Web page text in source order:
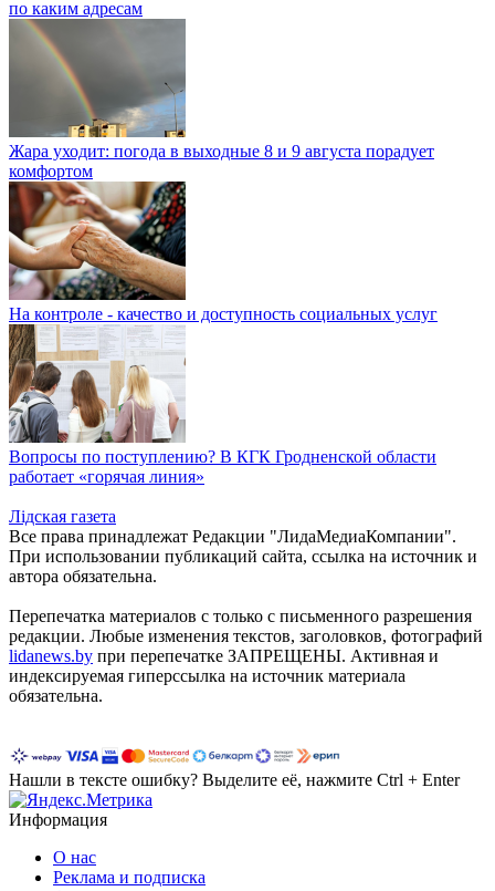
по каким адресам
Жара уходит: погода в выходные 8 и 9 августа порадует
комфортом
На контроле - качество и доступность социальных услуг
Вопросы по поступлению? В КГК Гродненской области
работает «горячая линия»
Лiдская газета
Все права принадлежат Редакции "ЛидаМедиаКомпании".
При использовании публикаций сайта, ссылка на источник и
автора обязательна.
Перепечатка материалов c только с письменного разрешения
редакции. Любые изменения текстов, заголовков, фотографий
lidanews.by при перепечатке ЗАПРЕЩЕНЫ. Активная и
индексируемая гиперссылка на источник материала
обязательна.
Нашли в тексте ошибку? Выделите её, нажмите Ctrl + Enter
Информация
О нас
Реклама и подписка